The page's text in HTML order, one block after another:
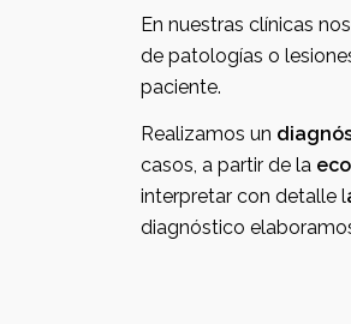
En
de patologías o
paciente.
Realizamos un
casos, a partir de la
interpretar con detalle l
diagnóstico